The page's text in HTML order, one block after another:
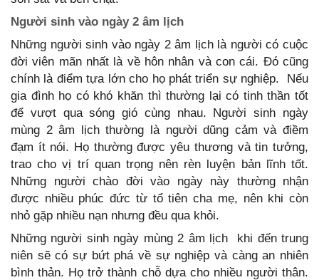
Người sinh vào ngày 2 âm lịch
Những người sinh vào ngày 2 âm lịch là người có cuộc
đời viên mãn nhất là về hôn nhân và con cái. Đó cũng
chính là điểm tựa lớn cho họ phát triển sự nghiệp. Nếu
gia đình họ có khó khăn thì thường lại có tinh thần tốt
để vượt qua sóng gió cùng nhau. Người sinh ngày
mùng 2 âm lịch thường là người dũng cảm và điềm
đạm ít nói. Họ thường được yêu thương và tin tưởng,
trao cho vị trí quan trọng nên rèn luyện bản lĩnh tốt.
Những người chào đời vào ngày này thường nhận
được nhiều phúc đức từ tổ tiên cha mẹ, nên khi còn
nhỏ gặp nhiều nạn nhưng đều qua khỏi.
Những người sinh ngày mùng 2 âm lịch khi đến trung
niên sẽ có sự bứt phá về sự nghiệp và càng an nhiên
bình thản. Họ trở thành chỗ dựa cho nhiều người thân.